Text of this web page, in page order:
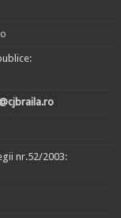
nr.52/2003: